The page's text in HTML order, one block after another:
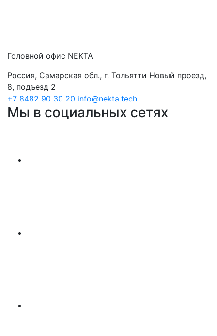
Головной офис NEKTA
Россия, Самарская обл., г. Тольятти Новый проезд,
8, подъезд 2
+7 8482 90 30 20 info@nekta.tech
Мы в социальных сетях